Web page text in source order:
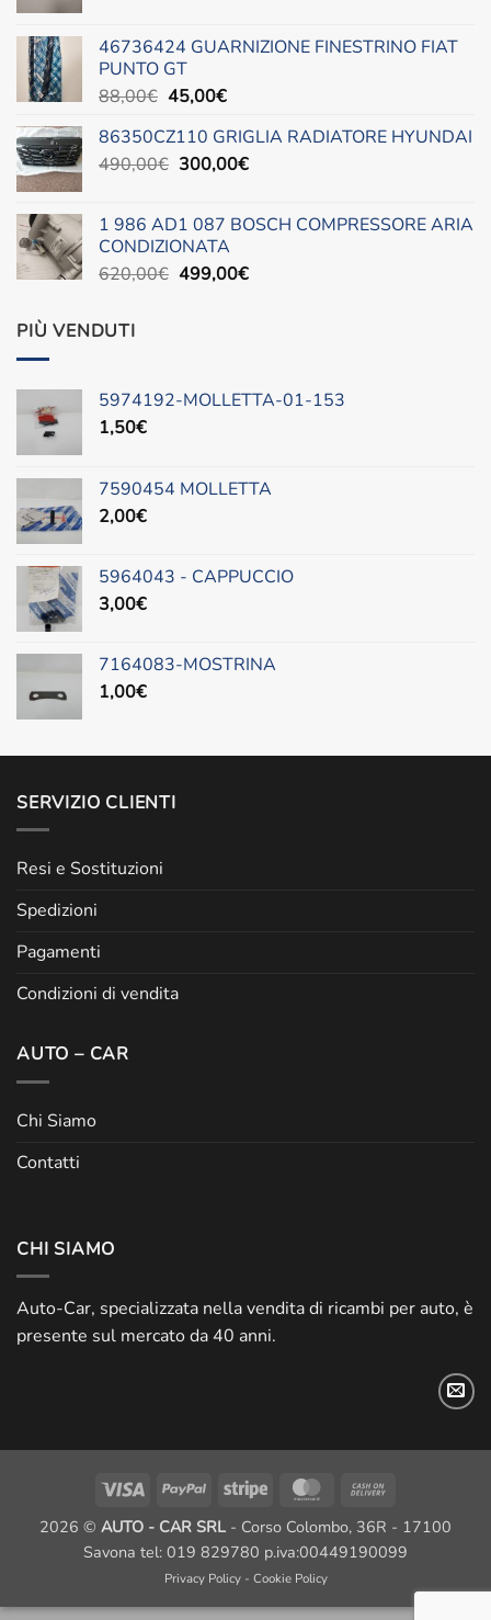
era:
42,00€.
è:
46736424 GUARNIZIONE FINESTRINO FIAT
PUNTO GT
88,00€ Il
originale
era:
45,00€Il
attuale
è:
86350CZ110 GRIGLIA RADIATORE HYUNDAI
490,00€ Il
era:
490,00€.
300,00€Il
è:
1 986 AD1 087 BOSCH COMPRESSORE ARIA
CONDIZIONATA
620,00€ Il
499,00€Il
PIÙ VENDUTI
5974192-MOLLETTA-01-153
1,50€
7590454 MOLLETTA
2,00€
5964043 - CAPPUCCIO
3,00€
7164083-MOSTRINA
1,00€
SERVIZIO CLIENTI
Resi e Sostituzioni
Spedizioni
Pagamenti
Condizioni di vendita
AUTO – CAR
Chi Siamo
Contatti
CHI SIAMO
Auto-Car, specializzata nella vendita di ricambi per auto, è
presente sul mercato da 40 anni.
Visa PayPal Stripe MasterCard
Delivery
2026 © AUTO - CAR SRL - Corso Colombo, 36R - 17100
Savona tel: 019 829780 p.iva:00449190099
Privacy Policy- Cookie Policy